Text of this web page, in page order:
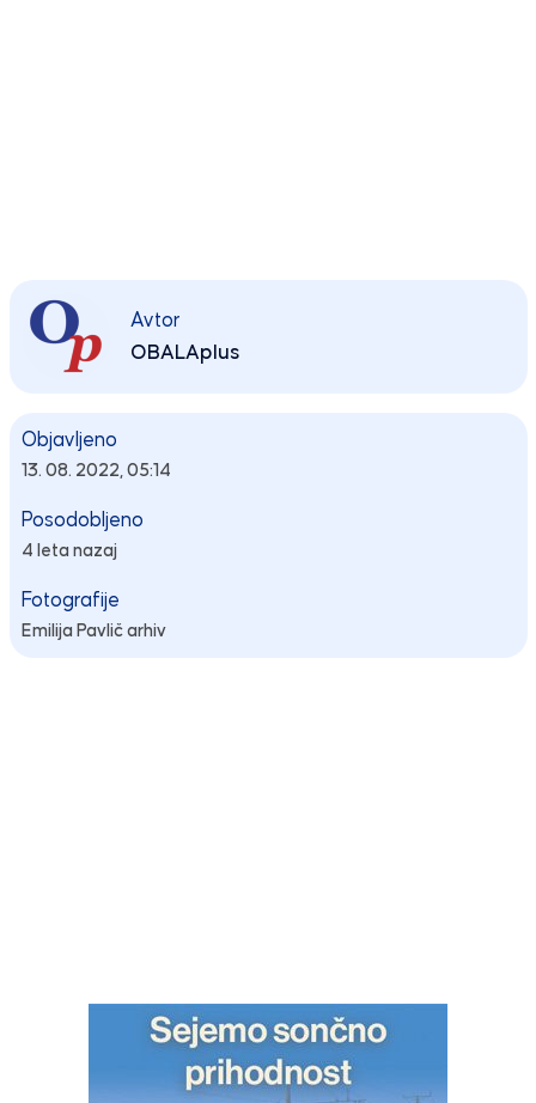
Avtor
OBALAplus
Objavljeno
13. 08. 2022, 05:14
Posodobljeno
4 leta nazaj
Fotografije
Emilija Pavlič arhiv